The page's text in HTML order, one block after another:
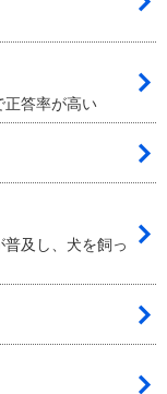
正答率が高い
及し、犬を飼っ